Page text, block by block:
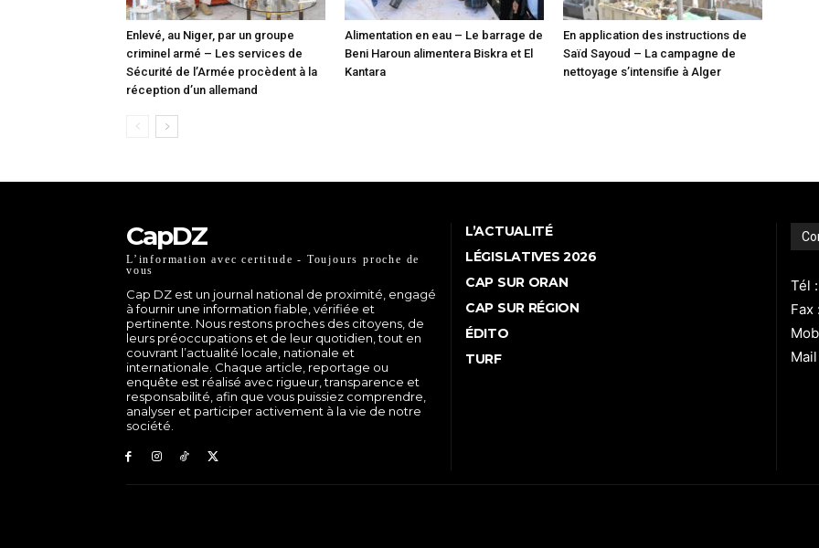
Enlevé, au Niger, par un groupe
criminel armé – Les services de
Sécurité de l’Armée procèdent à la
réception d’un allemand
Alimentation en eau – Le barrage de
Beni Haroun alimentera Biskra et El
Kantara
En application des instructions de
Saïd Sayoud – La campagne de
nettoyage s’intensifie à Alger
CapDZ
L’information avec certitude - Toujours proche de
vous
Cap DZ est un journal national de proximité, engagé
à fournir une information fiable, vérifiée et
pertinente. Nous restons proches des citoyens, de
leurs préoccupations et de leur quotidien, tout en
couvrant l’actualité locale, nationale et
internationale. Chaque article, reportage ou
enquête est réalisé avec rigueur, transparence et
responsabilité, afin que vous puissiez comprendre,
analyser et participer activement à la vie de notre
société.
L’ACTUALITÉ
LÉGISLATIVES 2026
CAP SUR ORAN
CAP SUR RÉGION
ÉDITO
TURF
Tél
Fax